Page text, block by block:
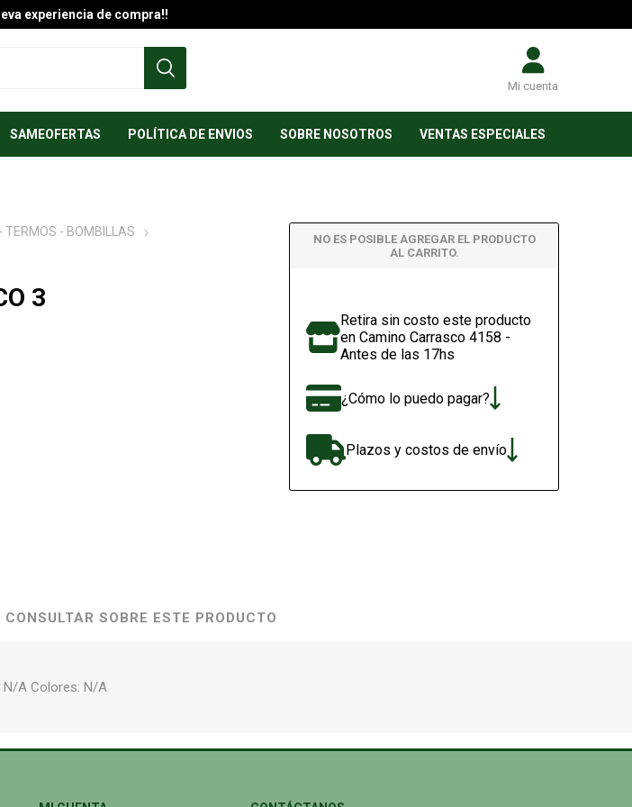
experiencia de compra!!
Mi cuenta
SAMEOFERTAS POLÍTICA DE ENVIOS SOBRE NOSOTROS VENTAS ESPECIALES
TERMOS - BOMBILLAS
3
NO ES POSIBLE AGREGAR EL PRODUCTO
AL CARRITO.
Retira sin costo este producto
en Camino Carrasco 4158 -
Antes de las 17hs
¿Cómo lo puedo pagar?
Plazos y costos de envío
CONSULTAR SOBRE ESTE PRODUCTO
N/A Colores: N/A